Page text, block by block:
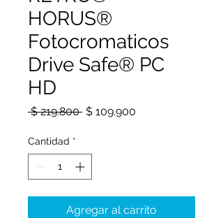
HORUS®
Fotocromaticos
Drive Safe® PC
HD
$ 219.800 Precio
$ 109.900
Cantidad *
Agregar al carrito